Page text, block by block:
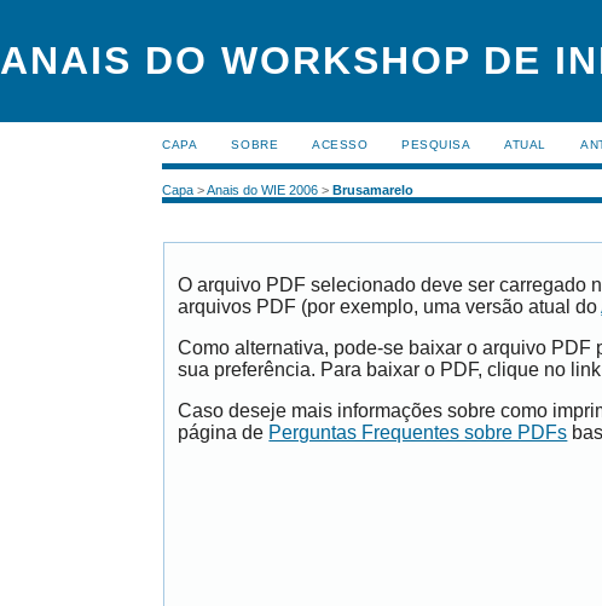
ANAIS DO WORKSHOP DE
CAPA SOBRE ACESSO PESQUISA ATUAL
Capa >Anais do WIE 2006 >Brusamarelo
O arquivo PDF selecionado deve ser carregado
arquivos PDF (por exemplo, uma versão atual do
Como alternativa, pode-se baixar o arquivo
sua preferência. Para baixar o PDF, clique no
Caso deseje mais informações sobre como
página de Perguntas Frequentes sobre PDFs